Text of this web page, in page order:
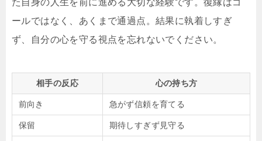
た自身の人生を前に進める大切な経験です。復縁はゴ
ールではなく、あくまで通過点。結果に執着しすぎ
ず、自分の心を守る視点を忘れないでください。
相手の反応 心の持ち方
前向き 急がず信頼を育てる
保留 期待しすぎず見守る